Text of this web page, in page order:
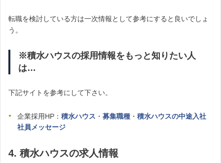
転職を検討している方は一次情報として参考にすると良いでしょ
う。
※積水ハウスの採用情報をもっと知りたい人
は…
下記サイトを参考にして下さい。
企業採用HP： 積水ハウス ・ 募集職種 ・ 積水ハウスの中途入社
社員メッセージ
4. 積水ハウスの求人情報